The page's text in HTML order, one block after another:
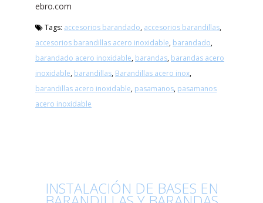
ebro.com
Tags: accesorios barandado, accesorios barandillas,
accesorios barandillas acero inoxidable, barandado,
barandado acero inoxidable, barandas, barandas acero
inoxidable, barandillas, Barandillas acero inox,
barandillas acero inoxidable, pasamanos, pasamanos
acero inoxidable
INSTALACIÓN DE BASES EN